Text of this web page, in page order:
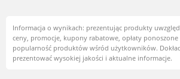
Informacja o wynikach: prezentując produkty
ceny, promocje, kupony rabatowe, opłaty ponoszone
popularność produktów wśród użytkowników.
prezentować wysokiej jakości i aktualne informacje.